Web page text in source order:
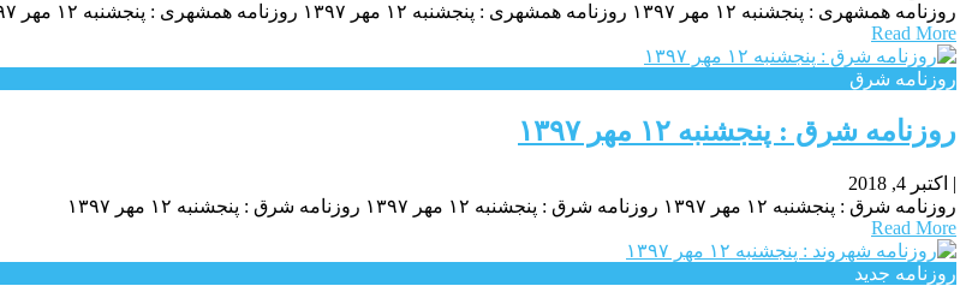
روزنامه همشهری : پنجشنبه ۱۲ مهر ۱۳۹۷ روزنامه همشهری : پنجشنبه ۱۲ مهر ۱۳۹۷ روزنامه همشهری : پنجشنبه ۱۲ مهر ۱۳۹۷
Read More
روزنامه شرق
روزنامه شرق : پنجشنبه ۱۲ مهر ۱۳۹۷
| اکتبر 4, 2018
روزنامه شرق : پنجشنبه ۱۲ مهر ۱۳۹۷ روزنامه شرق : پنجشنبه ۱۲ مهر ۱۳۹۷ روزنامه شرق : پنجشنبه ۱۲ مهر ۱۳۹۷
Read More
روزنامه جدید